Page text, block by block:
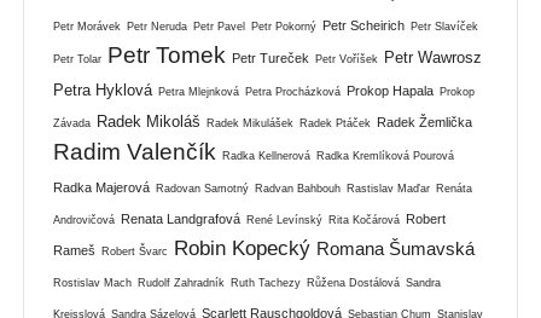
Petr Morávek Petr Neruda Petr Pavel Petr Pokorný Petr Scheirich Petr Slavíček
Petr Tolar Petr Tomek Petr Tureček Petr Voříšek
Petr Wawrosz
Petra Hyklová Petra Mlejnková Petra Procházková Prokop Hapala Prokop
Závada Radek Mikoláš Radek Mikulášek Radek Ptáček Radek Žemlička
Radim Valenčík Radka Kellnerová Radka Kremlíková Pourová
Radka Majerová Radovan Samotný Radvan Bahbouh Rastislav Maďar Renáta
Androvičová Renata Landgrafová René Levínský Rita Kočárová Robert
Rameš Robert Švarc Robin Kopecký Romana Šumavská
Rostislav Mach Rudolf Zahradník Ruth Tachezy Růžena Dostálová Sandra
Kreisslová Sandra Sázelová Scarlett Rauschgoldová Sebastian Chum Stanislav